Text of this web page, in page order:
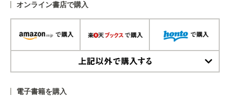
オンライン書店で購入
電子書籍を購入